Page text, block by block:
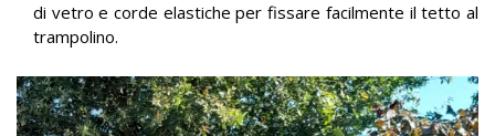
di vetro e corde elastiche per fissare facilmente il tetto al
trampolino.